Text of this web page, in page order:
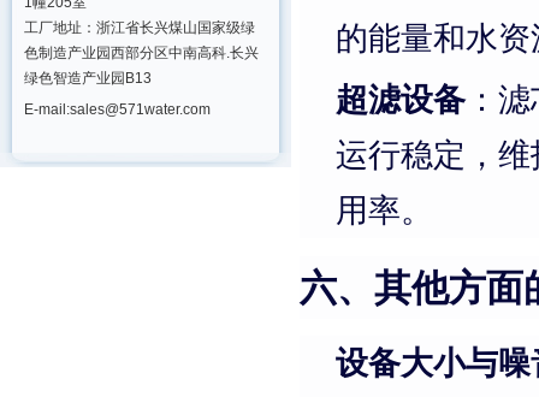
工厂地址：浙江省长兴煤山国家级绿
色制造产业园西部分区中南高科.长兴
绿色智造产业园B13
E-mail:sales@571water.com
的能量和水资
超滤设备：滤
运行稳定，
用率。
六、其他方面
设备大小与噪